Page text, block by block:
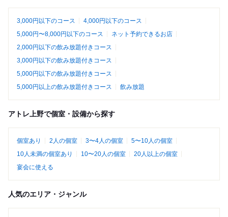
3,000円以下のコース
4,000円以下のコース
5,000円〜8,000円以下のコース
ネット予約できるお店
2,000円以下の飲み放題付きコース
3,000円以下の飲み放題付きコース
5,000円以下の飲み放題付きコース
5,000円以上の飲み放題付きコース
飲み放題
アトレ上野で個室・設備から探す
個室あり 2人の個室 3〜4人の個室
5〜10人の個室
10人未満の個室あり
10〜20人の個室
20人以上の個室
宴会に使える
人気のエリア・ジャンル